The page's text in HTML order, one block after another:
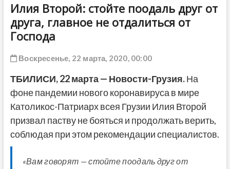
Илия Второй: стойте поодаль друг от
друга, главное не отдалиться от
Господа
Воскресенье, 22 марта, 2020, 00:00
ТБИЛИСИ, 22 марта — Новости-Грузия.На
фоне пандемии нового коронавируса в мире
Католикос-Патриарх всея Грузии Илия Второй
призвал паству не бояться и продолжать верить,
соблюдая при этом рекомендации специалистов.
«Вам говорят — стойте поодаль друг от